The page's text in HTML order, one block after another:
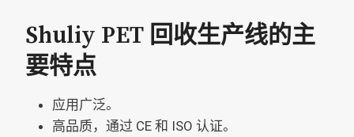
Shuliy PET 回收生产线的主
要特点
应用广泛。
高品质，通过 CE 和 ISO 认证。